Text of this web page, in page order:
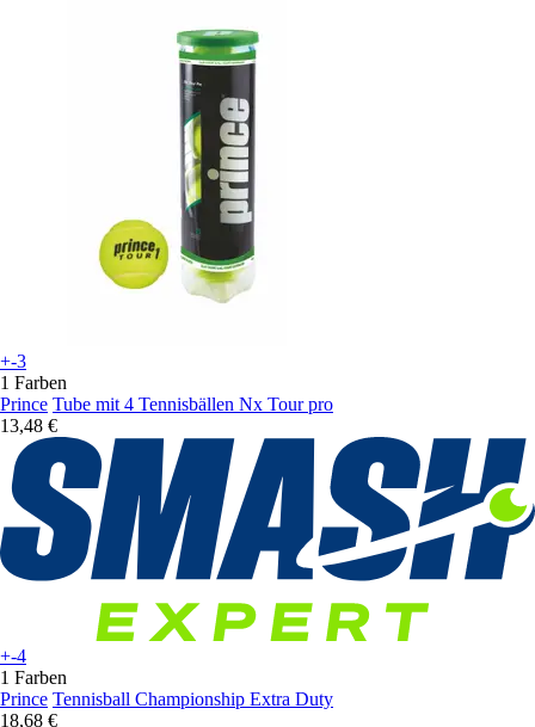
+-3
1 Farben
Prince Tube mit 4 Tennisbällen Nx Tour pro
13,48 €
+-4
1 Farben
Prince Tennisball Championship Extra Duty
18,68 €